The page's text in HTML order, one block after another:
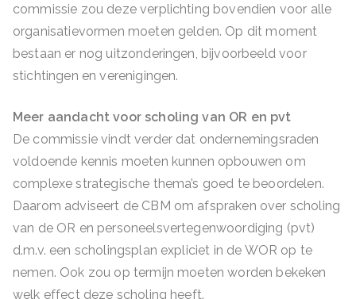
commissie zou deze verplichting bovendien voor alle
organisatievormen moeten gelden. Op dit moment
bestaan er nog uitzonderingen, bijvoorbeeld voor
stichtingen en verenigingen.
Meer aandacht voor scholing van OR en pvt
De commissie vindt verder dat ondernemingsraden
voldoende kennis moeten kunnen opbouwen om
complexe strategische thema’s goed te beoordelen.
Daarom adviseert de CBM om afspraken over scholing
van de OR en personeelsvertegenwoordiging (pvt)
d.m.v. een scholingsplan expliciet in de WOR op te
nemen. Ook zou op termijn moeten worden bekeken
welk effect deze scholing heeft.